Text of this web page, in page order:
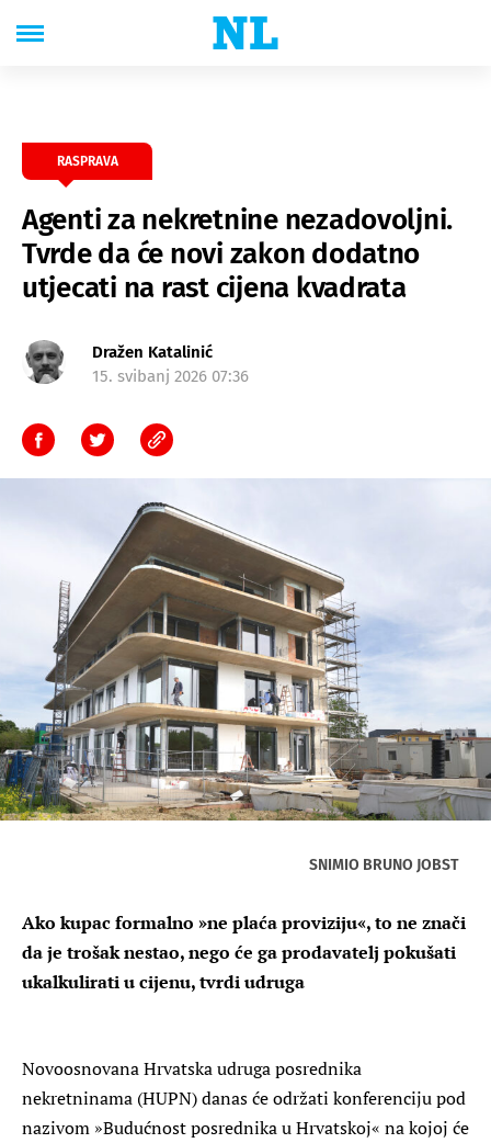
RASPRAVA
Agenti za nekretnine nezadovoljni.
Tvrde da će novi zakon dodatno
utjecati na rast cijena kvadrata
Dražen Katalinić
15. svibanj 2026 07:36
SNIMIO BRUNO JOBST
Ako kupac formalno »ne plaća proviziju«, to ne znači
da je trošak nestao, nego će ga prodavatelj pokušati
ukalkulirati u cijenu, tvrdi udruga
Novoosnovana Hrvatska udruga posrednika
nekretninama (HUPN) danas će održati konferenciju pod
nazivom »Budućnost posrednika u Hrvatskoj« na kojoj će